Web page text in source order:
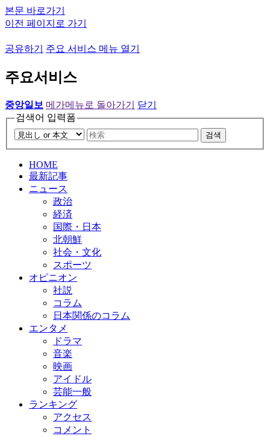
본문 바로가기
이전 페이지로 가기
공유하기 주요 서비스 메뉴 열기
주요서비스
중앙일보 메가메뉴로 돌아가기
닫기
검색어 입력폼
검색
HOME
最新記事
ニュース
政治
経済
国際・日本
北朝鮮
社会・文化
スポーツ
オピニオン
社説
コラム
日本関係のコラム
エンタメ
ドラマ
音楽
映画
アイドル
芸能一般
ランキング
アクセス
コメント